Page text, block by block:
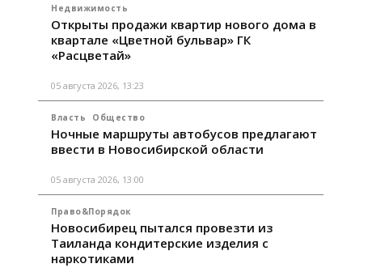
Недвижимость
Открыты продажи квартир нового дома в
квартале «Цветной бульвар» ГК
«Расцветай»
05 августа 2026, 13:23
Власть Общество
Ночные маршруты автобусов предлагают
ввести в Новосибирской области
05 августа 2026, 13:00
Право&Порядок
Новосибирец пытался провезти из
Таиланда кондитерские изделия с
наркотиками